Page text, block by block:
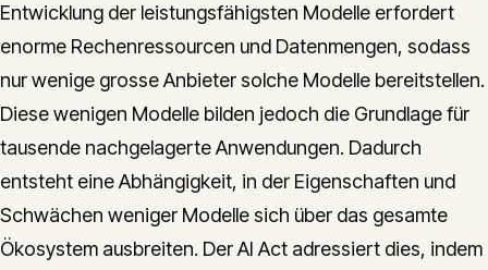
Entwicklung der leistungsfähigsten Modelle erfordert
enorme Rechenressourcen und Datenmengen, sodass
nur wenige grosse Anbieter solche Modelle bereitstellen.
Diese wenigen Modelle bilden jedoch die Grundlage für
tausende nachgelagerte Anwendungen. Dadurch
entsteht eine Abhängigkeit, in der Eigenschaften und
Schwächen weniger Modelle sich über das gesamte
Ökosystem ausbreiten. Der AI Act adressiert dies, indem